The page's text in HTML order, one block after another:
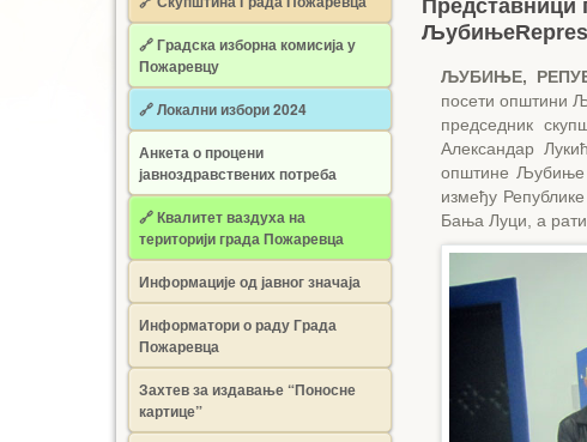
🔗Градска изборна комисија у
Пожаревцу
🔗 Локални избори 2024
Анкета о процени
јавноздравствених потреба
🔗 Квалитет ваздуха на
територији града Пожаревца
Информације од јавног значаја
Информатори о раду Града
Пожаревца
Захтев за издавање “Поносне
картице”
Представници
Љубиње
ЉУБИЊЕ,
посети општини
председник
Александар
општине Љубиње
између
Бања Луци, а